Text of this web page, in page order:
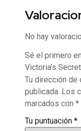
No hay
Sé el primero
Victoria’s
Tu dirección de
publicada. Los
marcados con *
Tu puntuación *